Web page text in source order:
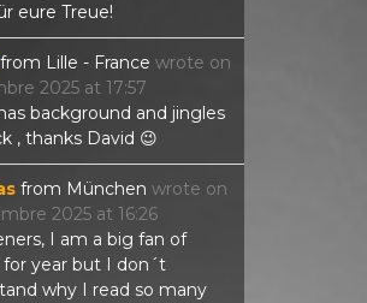
eure Treue!
from Lille - France wrote on
2025 at 17:57
background and jingles
, thanks David 😉
from München wrote on
2025 at 16:26
I am a big fan of
year but I don´t
why I read so many